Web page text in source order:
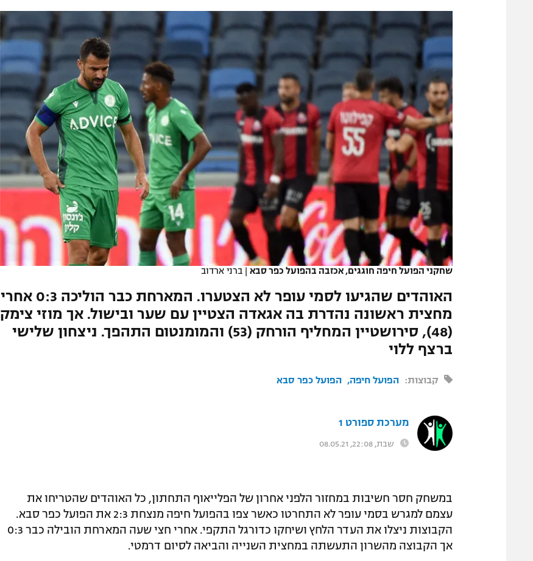
תקנון עבור פעילות אלקטרה
תקנון עבור פעילות ספורט 1 – "מרלן"
טניס
גיימינג E-Sports
תנאי שימוש
מדיניות פרטיות
תקנון פעילות ספורט 1
רשיון להקרנה פומבית לבית עסק
הצטרפות לחבילת הערוצים
לוח דרושים – ג'ובנט
המגזין
הפועל תל אביב
הפועל חיפה
מכבי נתניה
בני יהודה
ליגה סינית
ליגה ברזילאית
שחקני הפועל חיפה חוגגים, אכזבה בהפועל כפר סבא | ברני ארדוב
האוהדים שהגיעו לסמי עופר לא הצטערו. המארחת כבר הוליכה 0:3 אחרי
מחצית ראשונה נהדרת בה אגאדה הצטיין עם שער ובישול. אך מוזי צימק
(48), סירושטיין המחליף הורחק (53) והמומנטום התהפך. ניצחון שלישי
ברצף ללוי
קבוצות: הפועל חיפה הפועל כפר סבא
מערכת ספורט 1
שבת, 22:08, 08.05.21
במשחק חסר חשיבות במחזור הלפני אחרון של הפלייאוף התחתון, כל האוהדים שהטריחו את
עצמם למגרש בסמי עופר לא התחרטו כאשר צפו בהפועל חיפה מנצחת 2:3 את הפועל כפר סבא.
הקבוצות ניצלו את העדר הלחץ ושיחקו כדורגל התקפי. אחרי חצי שעה המארחת הובילה כבר 0:3
אך הקבוצה מהשרון התעשתה במחצית השנייה והביאה לסיום דרמטי.